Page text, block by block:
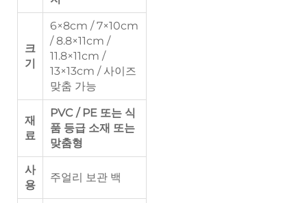
크
기
6×8cm / 7×10cm
/ 8.8×11cm /
11.8×11cm /
13×13cm / 사이즈
맞춤 가능
재
료
PVC / PE 또는 식
품 등급 소재 또는
맞춤형
사
용
주얼리 보관 백